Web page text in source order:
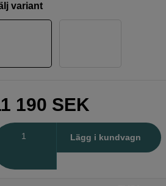
variant
190 SEK
Lägg i kundvagn